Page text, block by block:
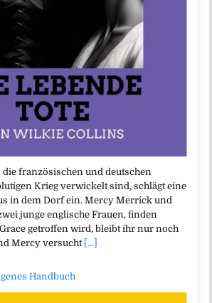
die französischen und deutschen
Krieg verwickelt sind, schlägt eine
in dem Dorf ein. Mercy Merrick und
junge englische Frauen, finden
getroffen wird, bleibt ihr nur noch
Mercy versucht [...]
Handbuch